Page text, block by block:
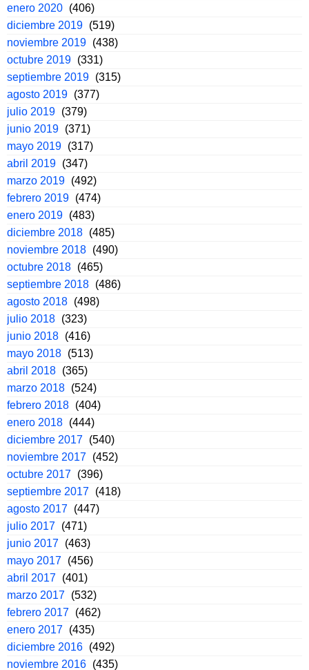
enero 2020 (406)
diciembre 2019 (519)
noviembre 2019 (438)
octubre 2019 (331)
septiembre 2019 (315)
agosto 2019 (377)
julio 2019 (379)
junio 2019 (371)
mayo 2019 (317)
abril 2019 (347)
marzo 2019 (492)
febrero 2019 (474)
enero 2019 (483)
diciembre 2018 (485)
noviembre 2018 (490)
octubre 2018 (465)
septiembre 2018 (486)
agosto 2018 (498)
julio 2018 (323)
junio 2018 (416)
mayo 2018 (513)
abril 2018 (365)
marzo 2018 (524)
febrero 2018 (404)
enero 2018 (444)
diciembre 2017 (540)
noviembre 2017 (452)
octubre 2017 (396)
septiembre 2017 (418)
agosto 2017 (447)
julio 2017 (471)
junio 2017 (463)
mayo 2017 (456)
abril 2017 (401)
marzo 2017 (532)
febrero 2017 (462)
enero 2017 (435)
diciembre 2016 (492)
noviembre 2016 (435)